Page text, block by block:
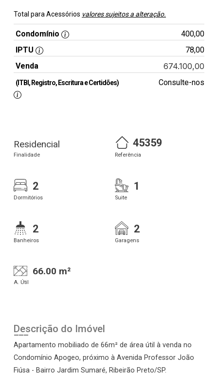
Total para Acessórios valores sujeitos a alteração.
Condomínio
400,00
IPTU
78,00
Venda
674.100,00
(ITBI, Registro, Escritura e Certidões) Consulte-nos
Residencial
Finalidade
45359
Referência
2
Dormitórios
1
Suite
2
Banheiros
2
Garagens
66.00 m²
A. Útil
Descrição do Imóvel
Apartamento mobiliado de 66m² de área útil à venda no
Condomínio Apogeo, próximo à Avenida Professor João
Fiúsa - Bairro Jardim Sumaré, Ribeirão Preto/SP.